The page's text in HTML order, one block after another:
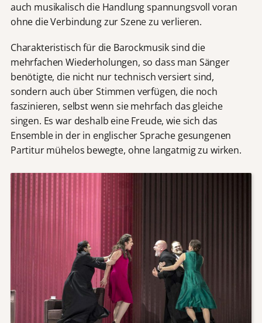
auch musikalisch die Handlung spannungsvoll voran
ohne die Verbindung zur Szene zu verlieren.
Charakteristisch für die Barockmusik sind die
mehrfachen Wiederholungen, so dass man Sänger
benötigte, die nicht nur technisch versiert sind,
sondern auch über Stimmen verfügen, die noch
faszinieren, selbst wenn sie mehrfach das gleiche
singen. Es war deshalb eine Freude, wie sich das
Ensemble in der in englischer Sprache gesungenen
Partitur mühelos bewegte, ohne langatmig zu wirken.